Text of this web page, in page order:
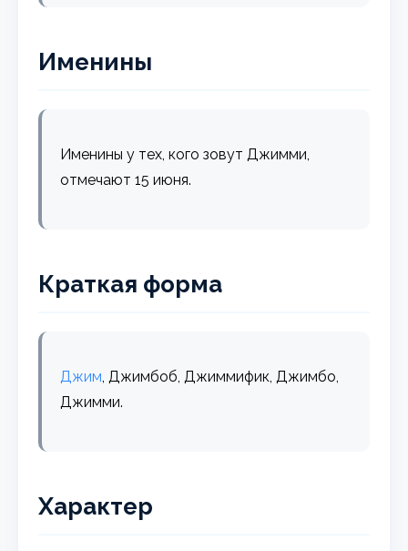
Именины
Именины у тех, кого зовут Джимми,
отмечают 15 июня.
Краткая форма
Джим, Джимбоб, Джиммифик, Джимбо,
Джимми.
Характер